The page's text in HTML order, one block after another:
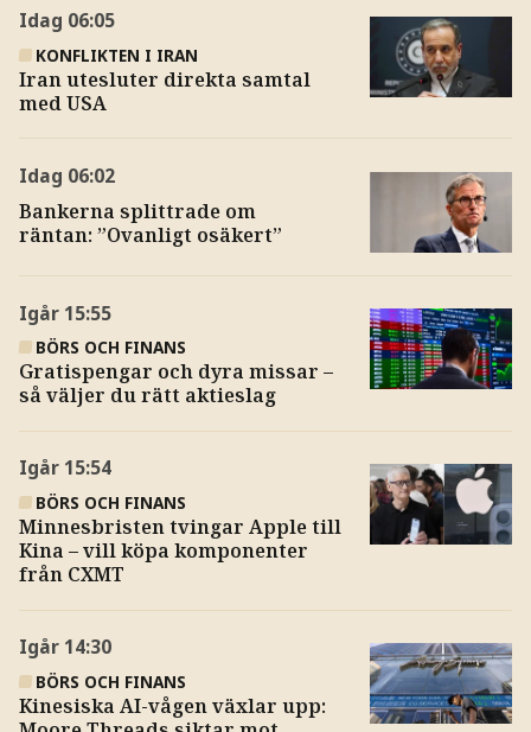
Idag 06:05
KONFLIKTEN I IRAN
Iran utesluter direkta samtal
med USA
Idag 06:02
Bankerna splittrade om
räntan: ”Ovanligt osäkert”
Igår 15:55
BÖRS OCH FINANS
Gratispengar och dyra missar –
så väljer du rätt aktieslag
Igår 15:54
BÖRS OCH FINANS
Minnesbristen tvingar Apple till
Kina – vill köpa komponenter
från CXMT
Igår 14:30
BÖRS OCH FINANS
Kinesiska AI-vågen växlar upp: